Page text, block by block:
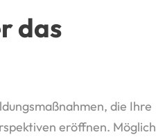
das
die Ihre
eröffnen. Möglich